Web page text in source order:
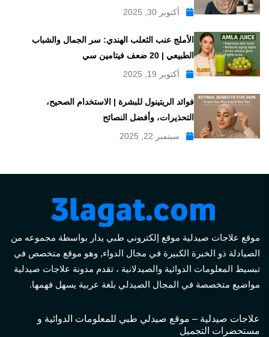
أكتوبر 30, 2025
الأملج عنب الثعلب الهندي: سر الجمال والشباب
الطبيعي | 20 ضعف فيتامين سي
أكتوبر 19, 2025
فوائد الريتينول للبشرة | الاستخدام الصحيح،
التحذيرات، وأفضل النصائح
سبتمبر 22, 2025
موقع علاجات صيدلية موقع إلكتروني طبي يدار بواسطة مجموعه من
الصيادلة ذو الخبرة الكبيرة في مجال الدواء, وهو موقع متخصص في
تبسيط المعلومات الدوائية والصيدلانية ، تقدم مدونة علاجات صيدلية
مواضيع متخصصة في المجال الصيدلي بلغة عربية يسهل فهمها.
علاجات صيدلية – موقع صيدلي طبي للمعلومات الدوائية و
مستحضرات التجميل